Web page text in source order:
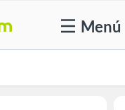
Menú